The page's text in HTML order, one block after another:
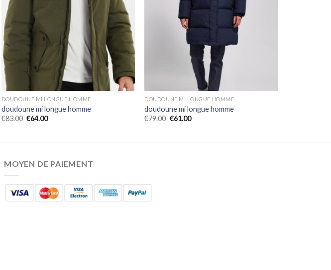
DOUDOUNE MI LONGUE HOMME
doudoune mi longue homme
€83.00 €64.00
DOUDOUNE MI LONGUE HOMME
doudoune mi longue homme
€79.00 €61.00
MOYEN DE PAIEMENT